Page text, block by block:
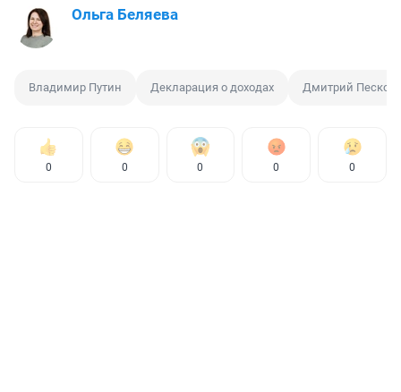
Ольга Беляева
Владимир Путин Декларация о доходах Дмитрий Песков
0 0 0 0 0